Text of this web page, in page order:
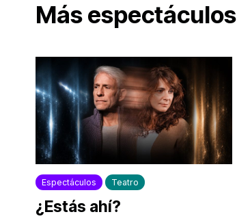
Más espectáculos
Espectáculos Teatro
¿Estás ahí?